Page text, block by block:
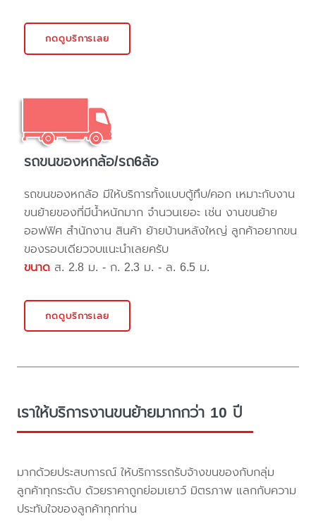
กดดูบริการเลย
รถขนของหกล้อ/รถ6ล้อ
รถขนของหกล้อ มีให้บริการทั้งแบบตู้ทึบ/คอก เหมาะกับงาน
ขนย้ายของที่มีน้ำหนักมาก จำนวนเยอะ เช่น งานขนย้าย
ออฟฟิศ สำนักงาน สินค้า ย้ายบ้านหลังใหญ่ ลูกค้าอยากขน
ของรอบเดียวจบแนะนำเลยครับ
ขนาด ส. 2.8 ม. - ก. 2.3 ม. - ล. 6.5 ม.
กดดูบริการเลย
เราให้บริการงานขนย้ายมากกว่า 10 ปี
มากด้วยประสบการณ์ ให้บริการรถรับจ้างขนของกับกลุ่ม
ลูกค้าทุกระดับ ด้วยราคาถูกย่อมเยาว์ มิตรภาพ แลกกับความ
ประทับใจของลูกค้าทุกท่าน